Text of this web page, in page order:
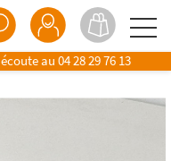
au 04 28 29 76 13